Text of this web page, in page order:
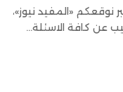
«المفيد نيوز»،
عن كافة الاسئلة…